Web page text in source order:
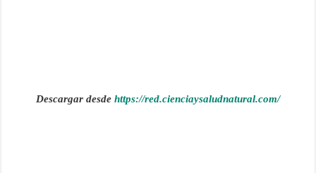
Descargar desde https://red.cienciaysaludnatural.com/